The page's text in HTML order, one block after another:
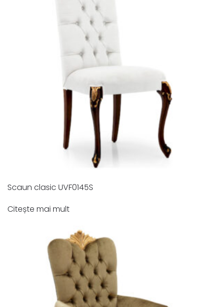
Scaun clasic UVF0145S
Citește mai mult